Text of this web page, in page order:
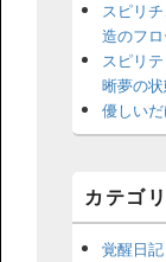
ト
リ
ア
スピリ
造のフ
スピリ
晰夢の
優しいだ
カテゴ
覚醒日記